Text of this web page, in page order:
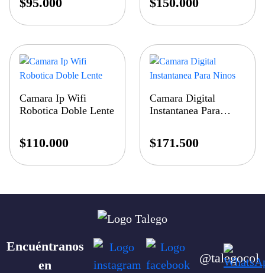
Camara Ip Wifi
Robotica Doble Lente
$110.000
Camara Digital
Instantanea Para
$171.500
Encuéntranos
en
@talegocol